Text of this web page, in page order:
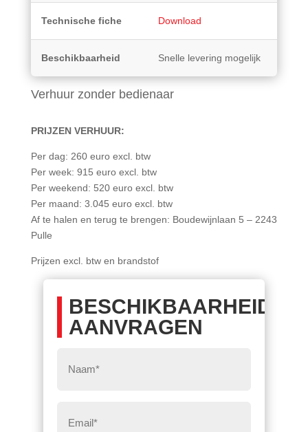
Technische fiche Download
Beschikbaarheid Snelle levering mogelijk
Verhuur zonder bedienaar
PRIJZEN VERHUUR:
Per dag: 260 euro excl. btw
Per week: 915 euro excl. btw
Per weekend: 520 euro excl. btw
Per maand: 3.045 euro excl. btw
Af te halen en terug te brengen: Boudewijnlaan 5 – 2243
Pulle
Prijzen excl. btw en brandstof
BESCHIKBAARHEID
AANVRAGEN